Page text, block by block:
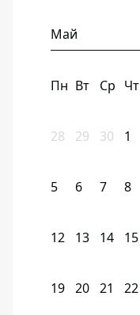
Май
Пн Вт Ср Чт
28 29 30 1
5 6 7 8
12 13 14 15
19 20 21 22